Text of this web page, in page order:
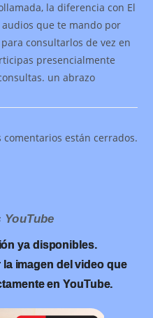
la diferencia con El
audios que te mando por
consultarlos de vez en
presencialmente
un abrazo
comentarios están cerrados.
YouTube
ya disponibles.
imagen del video que
en YouTube.